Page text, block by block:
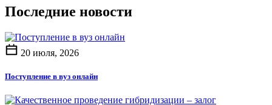
Последние новости
20 июля, 2026
Поступление в вуз онлайн